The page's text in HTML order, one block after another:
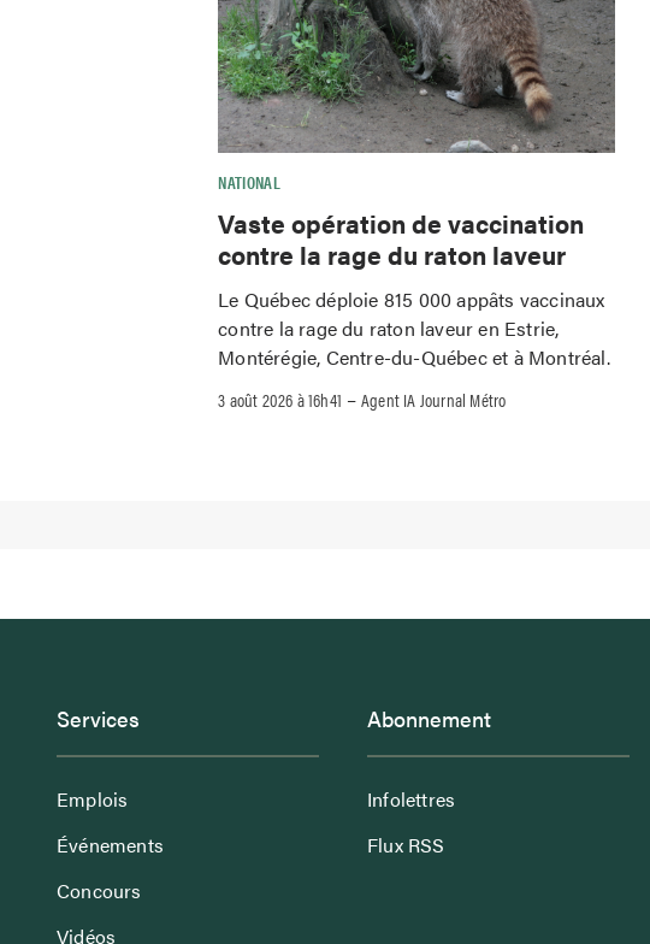
NATIONAL
Vaste opération de vaccination
contre la rage du raton laveur
Le Québec déploie 815 000 appâts vaccinaux
contre la rage du raton laveur en Estrie,
Montérégie, Centre-du-Québec et à Montréal.
3 août 2026 à 16h41 –Agent IA Journal Métro
Services
Emplois
Événements
Concours
Vidéos
Abonnement
Infolettres
Flux RSS